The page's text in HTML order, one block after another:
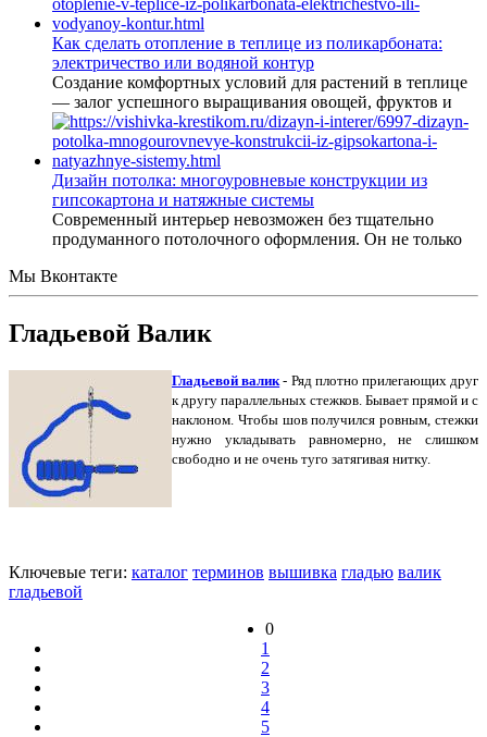
Как сделать отопление в теплице из поликарбоната:
электричество или водяной контур
Создание комфортных условий для растений в теплице
— залог успешного выращивания овощей, фруктов и
Дизайн потолка: многоуровневые конструкции из
гипсокартона и натяжные системы
Современный интерьер невозможен без тщательно
продуманного потолочного оформления. Он не только
Мы Вконтакте
Гладьевой Валик
Гладьевой валик - Ряд плотно прилегающих друг
к другу параллельных стежков. Бывает прямой и с
наклоном. Чтобы шов получился ровным, стежки
нужно укладывать равномерно, не слишком
свободно и не очень туго затягивая нитку.
Ключевые теги: каталог терминов вышивка гладью валик
гладьевой
0
1
2
3
4
5